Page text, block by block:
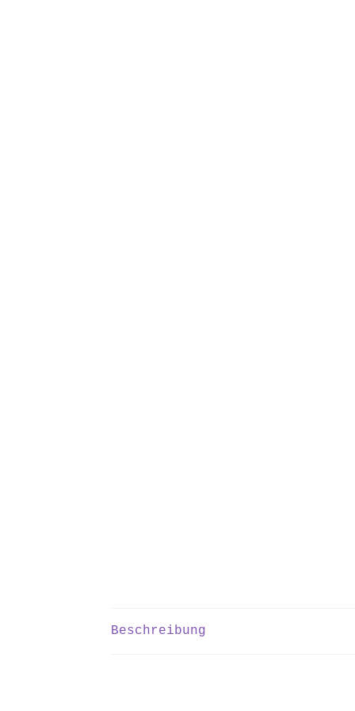
Beschreibung